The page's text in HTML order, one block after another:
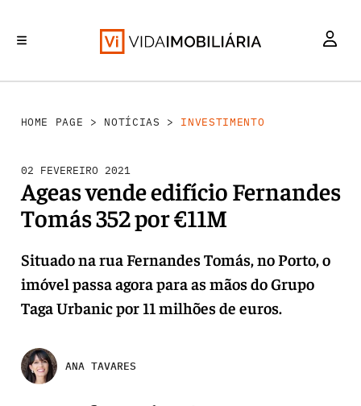
HOME PAGE > NOTÍCIAS > INVESTIMENTO
02 FEVEREIRO 2021
Ageas vende edifício Fernandes
Tomás 352 por €11M
Situado na rua Fernandes Tomás, no Porto, o
imóvel passa agora para as mãos do Grupo
Taga Urbanic por 11 milhões de euros.
ANA TAVARES